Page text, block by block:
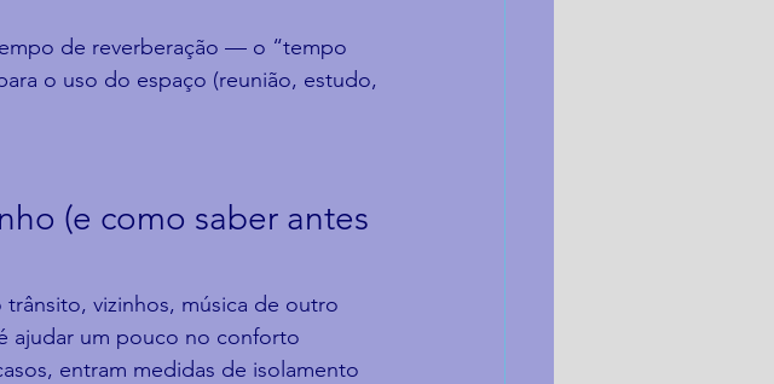
de reverberação — o “tempo
o uso do espaço (reunião, estudo,
(e como saber antes
vizinhos, música de outro
ajudar um pouco no conforto
entram medidas de isolamento